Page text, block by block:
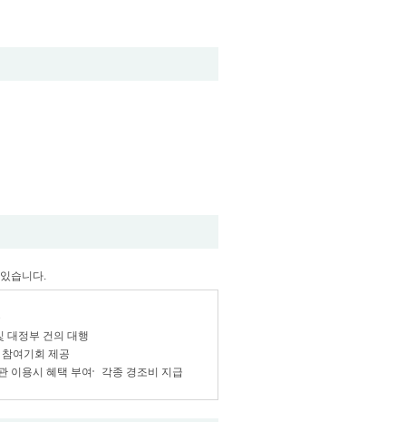
습니다.
대정부 건의 대행
여기회 제공
이용시 혜택 부여
각종 경조비 지급